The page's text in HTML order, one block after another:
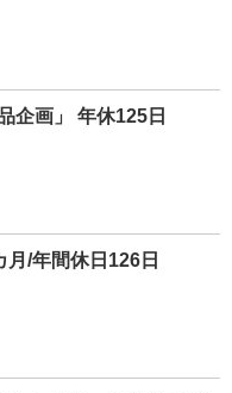
企画」 年休125日
/年間休日126日